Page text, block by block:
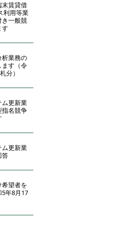
末賃貸借
利用等業
き一般競
す
析業務の
ます（令
分）
ム更新業
指名競争
ム更新業
答
望者を
年8月17